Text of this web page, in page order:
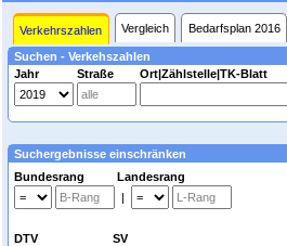
Verkehrszahlen Vergleich Bedarfsplan 2016
Suchen - Verkehszahlen
Jahr
Straße Ort|Zählstelle|TK-Blatt
Suchergebnisse einschränken
Bundesrang Landesrang
|
DTV SV